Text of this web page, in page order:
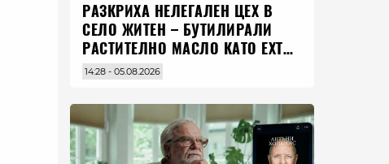
РАЗКРИХА НЕЛЕГАЛЕН ЦЕХ В
СЕЛО ЖИТЕН – БУТИЛИРАЛИ
РАСТИТЕЛНО МАСЛО КАТО EXTRA
VIRGIN ЗЕХТИН
14:28 - 05.08.2026